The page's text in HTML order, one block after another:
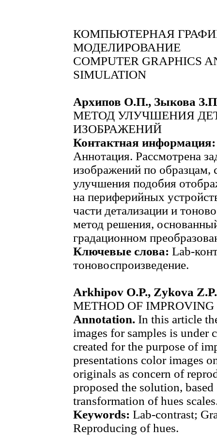
КОМПЬЮТЕРНАЯ
МОДЕЛИРОВАНИЕ
COMPUTER GRAPHICS
SIMULATION
Архипов О.П., Зыкова
МЕТОД УЛУЧШЕНИЯ
ИЗОБРАЖЕНИЙ
Контактная информация:
Аннотация. Рассмотрена
изображений по образцам,
улучшения подобия
на периферийных
части детализации и
метод решения,
градационном
Ключевые слова: Lab-
тоновоспроизведение.
Arkhipov O.P., Zykova Z.P.
METHOD OF
Annotation. In this article
images for samples is under
created for the purpose of
presentations color images
originals as concern of
proposed the solution,
transformation of hues
Keywords: Lab-contrast;
Reproducing of hues.